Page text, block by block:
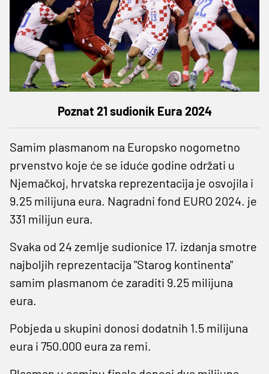
Poznat 21 sudionik Eura 2024
Samim plasmanom na Europsko nogometno
prvenstvo koje će se iduće godine održati u
Njemačkoj, hrvatska reprezentacija je osvojila i
9.25 milijuna eura. Nagradni fond EURO 2024. je
331 milijun eura.
Svaka od 24 zemlje sudionice 17. izdanja smotre
najboljih reprezentacija "Starog kontinenta"
samim plasmanom će zaraditi 9.25 milijuna
eura.
Pobjeda u skupini donosi dodatnih 1.5 milijuna
eura i 750.000 eura za remi.